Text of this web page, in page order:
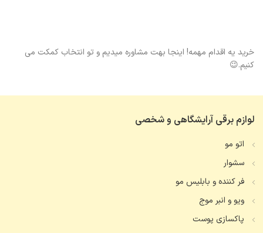
خرید یه اقدام مهمه! اینجا بهت مشاوره میدیم و تو انتخاب کمکت می
کنیم.😉
لوازم برقی آرایشگاهی و شخصی
اتو مو
سشوار
فر کننده و بابلیس مو
ویو و انبر موج
پاکسازی پوست